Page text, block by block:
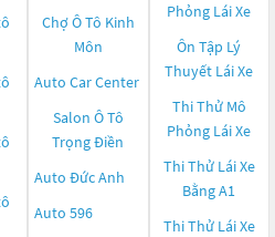
Chợ Ô Tô Kinh
Môn
Auto Car Center
Salon Ô Tô
Trọng Điền
Auto Đức Anh
Auto 596
Phỏng Lái Xe
Ôn Tập Lý
Thuyết Lái Xe
Thi Thử Mô
Phỏng Lái Xe
Thi Thử Lái Xe
Bằng A1
Thi Thử Lái Xe